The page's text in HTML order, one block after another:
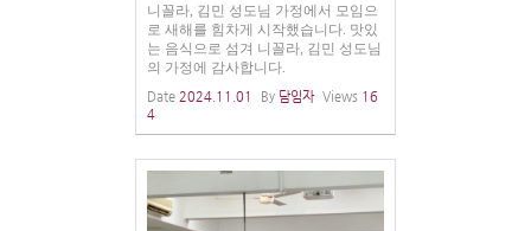
니꼴라, 김민 성도님 가정에서 모임으
로 새해를 힘차게 시작했습니다. 맛있
는 음식으로 섬겨 니꼴라, 김민 성도님
의 가정에 감사합니다.
Date 2024.11.01 By 담임자 Views 16
4